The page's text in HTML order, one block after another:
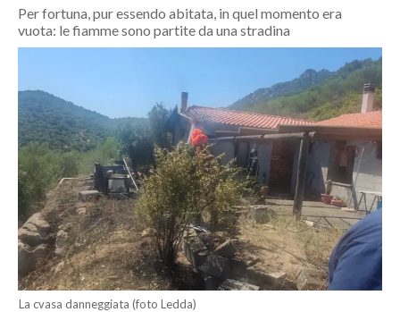
AGENDA
ITALIA
MONDO
POLITICA
ECONOMIA
SERVIZI ALLE IMPRESE
LAVORO
BANDI
Per fortuna, pur essendo abitata, in quel momento era
vuota: le fiamme sono partite da una stradina
La cvasa danneggiata (foto Ledda)